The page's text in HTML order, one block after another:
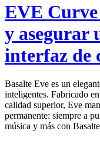
EVE
y asegurar
interfaz de
Basalte Eve es un
inteligentes. Fabricado
calidad superior, Eve
permanente: siempre a
música y más con